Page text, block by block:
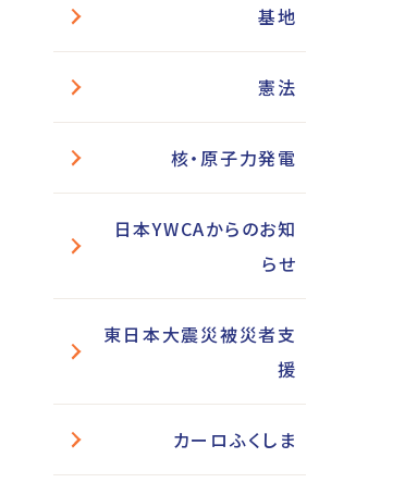
基地
憲法
核・原子力発電
日本YWCAからのお知
らせ
東日本大震災被災者支
援
カーロふくしま